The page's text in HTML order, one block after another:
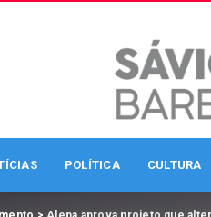
POLÍTICA CULTURA